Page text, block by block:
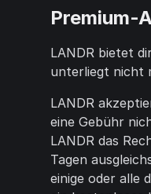
Premium-
LANDR bietet
unterliegt nicht
LANDR
eine Gebühr
LANDR das
Tagen
einige oder alle